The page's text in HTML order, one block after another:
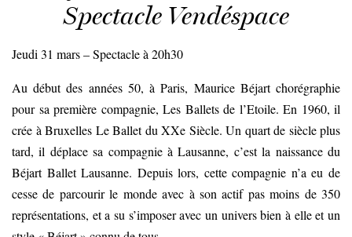
Spectacle Vendéspace
Jeudi 31 mars – Spectacle à 20h30
Au début des années 50, à Paris, Maurice Béjart chorégraphie
pour sa première compagnie, Les Ballets de l’Etoile. En 1960, il
crée à Bruxelles Le Ballet du XXe Siècle. Un quart de siècle plus
tard, il déplace sa compagnie à Lausanne, c’est la naissance du
Béjart Ballet Lausanne. Depuis lors, cette compagnie n’a eu de
cesse de parcourir le monde avec à son actif pas moins de 350
représentations, et a su s’imposer avec un univers bien à elle et un